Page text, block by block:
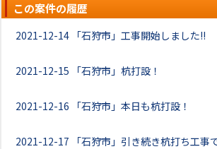
この案件の履歴
2021-12-14 「石狩市」工事開始しました!!
2021-12-15 「石狩市」杭打設！
2021-12-16 「石狩市」本日も杭打設！
2021-12-17 「石狩市」引き続き杭打ち工事